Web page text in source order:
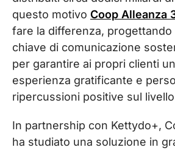
questo motivo Coop Alleanza
fare la differenza, progettando
chiave di comunicazione
per garantire ai propri clienti
esperienza gratificante e
ripercussioni positive sul
In partnership con Kettydo+,
ha studiato una soluzione in